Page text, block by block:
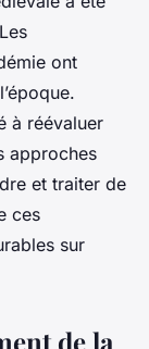
ont
à réévaluer
approches
et traiter de
ces
sur
de la